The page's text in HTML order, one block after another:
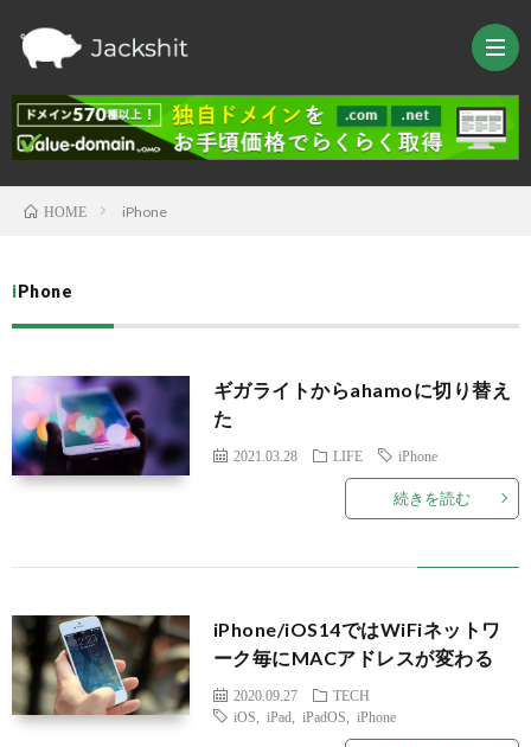
Pi
HOME iPhone
iPhone
ギガライトからahamoに切り替え
た
2021.03.28 LIFE iPhone
続きを読む
iPhone/iOS14ではWiFiネットワ
ーク毎にMACアドレスが変わる
2020.09.27
TECH
iOS
iPad iPadOS iPhone